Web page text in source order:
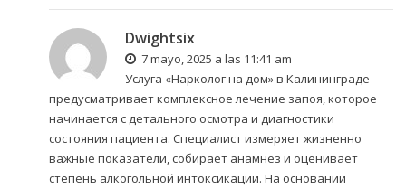
Dwightsix
7 mayo, 2025 a las 11:41 am
Услуга «Нарколог на дом» в Калининграде
предусматривает комплексное лечение запоя, которое
начинается с детального осмотра и диагностики
состояния пациента. Специалист измеряет жизненно
важные показатели, собирает анамнез и оценивает
степень алкогольной интоксикации. На основании